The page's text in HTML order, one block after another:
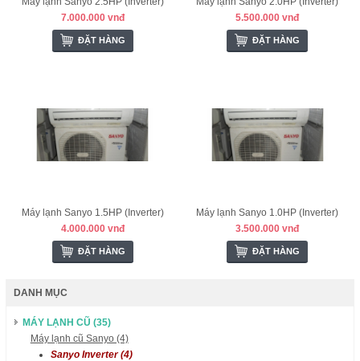
7.000.000 vnđ
ĐẶT HÀNG
5.500.000 vnđ
ĐẶT HÀNG
Máy lạnh Sanyo 1.5HP (Inverter)
4.000.000 vnđ
ĐẶT HÀNG
Máy lạnh Sanyo 1.0HP (Inverter)
3.500.000 vnđ
ĐẶT HÀNG
DANH MỤC
MÁY LẠNH CŨ (35)
Máy lạnh cũ Sanyo (4)
Sanyo Inverter (4)